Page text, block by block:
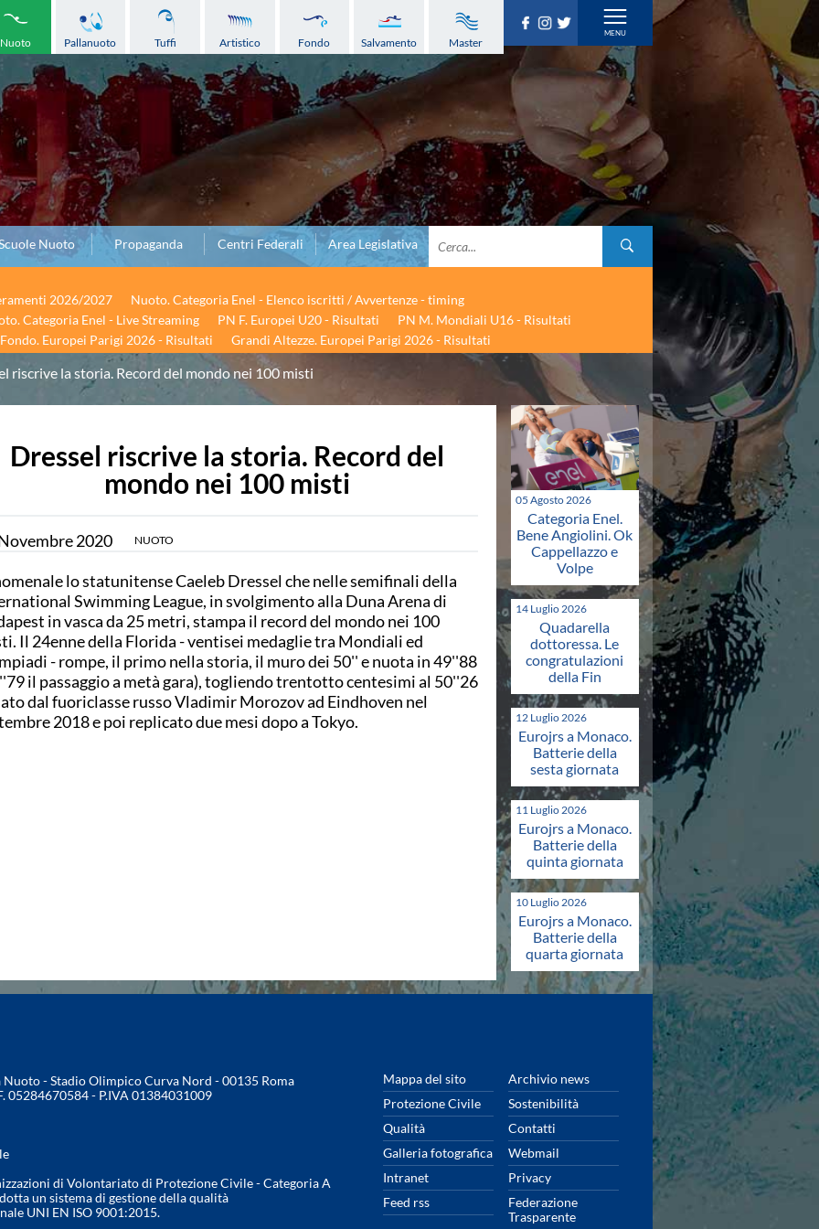
Nuoto Pallanuoto Tuffi Artistico Fondo Salvamento Master
Nuoto Propaganda Centri Federali Area Legislativa
2026/2027
Nuoto. Categoria Enel - Elenco iscritti / Avvertenze - timing
Categoria Enel - Live Streaming PN F. Europei U20 - Risultati
PN M. Mondiali U16 - Risultati
Fondo. Europei Parigi 2026 - Risultati Grandi Altezze. Europei Parigi 2026 - Risultati
riscrive la storia. Record del mondo nei 100 misti
Dressel riscrive la storia. Record del
mondo nei 100 misti
2020 NUOTO
lo statunitense Caeleb Dressel che nelle semifinali della
Swimming League, in svolgimento alla Duna Arena di
in vasca da 25 metri, stampa il record del mondo nei 100
Il 24enne della Florida - ventisei medaglie tra Mondiali ed
- rompe, il primo nella storia, il muro dei 50'' e nuota in 49''88
il passaggio a metà gara), togliendo trentotto centesimi al 50''26
dal fuoriclasse russo Vladimir Morozov ad Eindhoven nel
2018 e poi replicato due mesi dopo a Tokyo.
05 Agosto 2026
Categoria Enel.
Bene Angiolini. Ok
Cappellazzo e
Volpe
14 Luglio 2026
Quadarella
dottoressa. Le
congratulazioni
della Fin
12 Luglio 2026
Eurojrs a Monaco.
Batterie della
sesta giornata
11 Luglio 2026
Eurojrs a Monaco.
Batterie della
quinta giornata
10 Luglio 2026
Eurojrs a Monaco.
Batterie della
quarta giornata
- Stadio Olimpico Curva Nord - 00135 Roma
05284670584 - P.IVA 01384031009
di Volontariato di Protezione Civile - Categoria A
un sistema di gestione della qualità
UNI EN ISO 9001:2015.
Mappa del sito
Archivio news
Protezione Civile
Sostenibilità
Qualità
Contatti
Galleria fotografica
Webmail
Intranet
Privacy
Feed rss
Federazione
Trasparente